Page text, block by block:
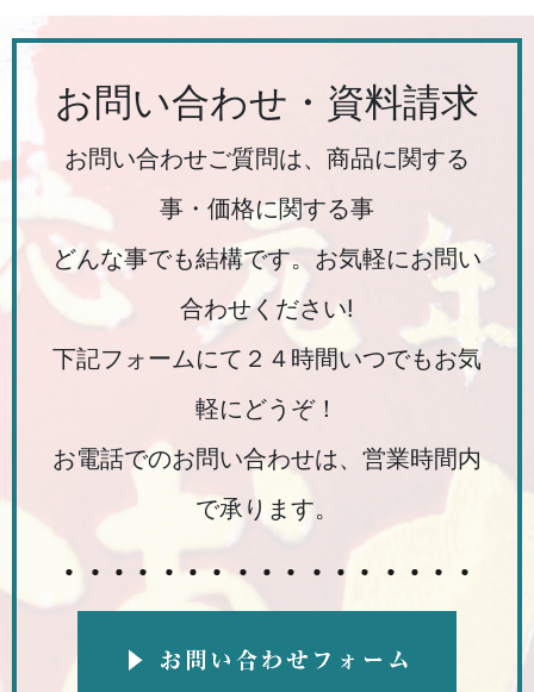
お問い合わせ・資料請求
お問い合わせご質問は、商品に関する
事・価格に関する事
どんな事でも結構です。お気軽にお問い
合わせください!
下記フォームにて２４時間いつでもお気
軽にどうぞ！
お電話でのお問い合わせは、営業時間内
で承ります。